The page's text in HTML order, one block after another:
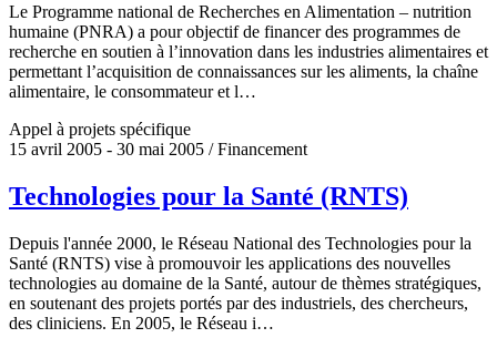
Le Programme national de Recherches en Alimentation – nutrition
humaine (PNRA) a pour objectif de financer des programmes de
recherche en soutien à l’innovation dans les industries alimentaires et
permettant l’acquisition de connaissances sur les aliments, la chaîne
alimentaire, le consommateur et l…
Appel à projets spécifique
15 avril 2005 - 30 mai 2005 / Financement
Technologies pour la Santé (RNTS)
Depuis l'année 2000, le Réseau National des Technologies pour la
Santé (RNTS) vise à promouvoir les applications des nouvelles
technologies au domaine de la Santé, autour de thèmes stratégiques,
en soutenant des projets portés par des industriels, des chercheurs,
des cliniciens. En 2005, le Réseau i…